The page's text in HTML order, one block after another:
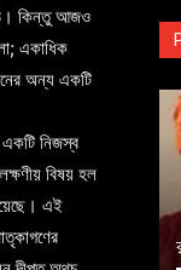
কিন্তু আজও
একাধিক
অন্য একটি
একটি নিজস্ব
বিষয় হল
এই